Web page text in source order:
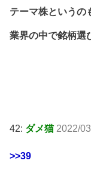
テーマ株というの
業界の中で銘柄選
42: ダメ猫 2022/
>>39